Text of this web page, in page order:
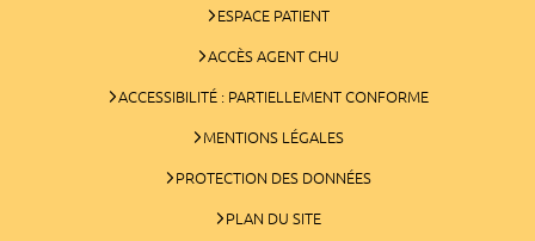
ESPACE PATIENT
ACCÈS AGENT CHU
ACCESSIBILITÉ : PARTIELLEMENT CONFORME
MENTIONS LÉGALES
PROTECTION DES DONNÉES
PLAN DU SITE